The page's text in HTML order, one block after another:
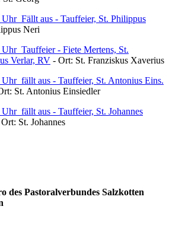
Uhr Fällt aus - Tauffeier, St. Philippus
Neri
Uhr Tauffeier - Fiete Mertens, St.
Verlar, RV - Ort: St. Franziskus Xaverius
Uhr fällt aus - Tauffeier, St. Antonius Eins.
St. Antonius Einsiedler
Uhr fällt aus - Tauffeier, St. Johannes
St. Johannes
des Pastoralverbundes Salzkotten